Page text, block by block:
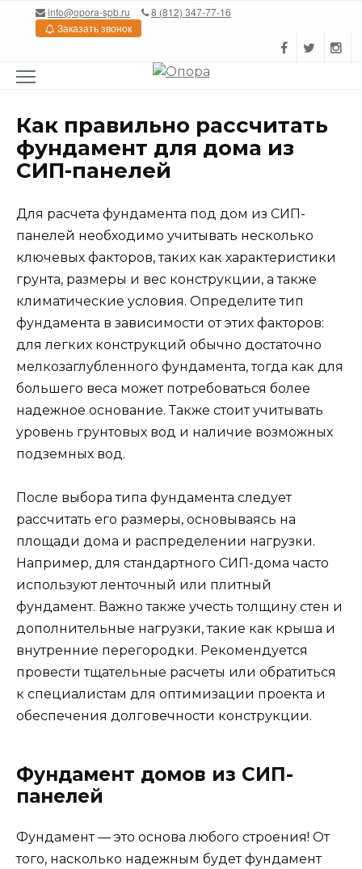
Перейтиinfo@opora-spb.ru
8 (812) 347-77-16
Заказать звонок
Как правильно рассчитать
фундамент для дома из
СИП-панелей
Для расчета фундамента под дом из СИП-
панелей необходимо учитывать несколько
ключевых факторов, таких как характеристики
грунта, размеры и вес конструкции, а также
климатические условия. Определите тип
фундамента в зависимости от этих факторов:
для легких конструкций обычно достаточно
мелкозаглубленного фундамента, тогда как для
большего веса может потребоваться более
надежное основание. Также стоит учитывать
уровень грунтовых вод и наличие возможных
подземных вод.
После выбора типа фундамента следует
рассчитать его размеры, основываясь на
площади дома и распределении нагрузки.
Например, для стандартного СИП-дома часто
используют ленточный или плитный
фундамент. Важно также учесть толщину стен и
дополнительные нагрузки, такие как крыша и
внутренние перегородки. Рекомендуется
провести тщательные расчеты или обратиться
к специалистам для оптимизации проекта и
обеспечения долговечности конструкции.
Фундамент домов из СИП-
панелей
Фундамент — это основа любого строения! От
того, насколько надежным будет фундамент